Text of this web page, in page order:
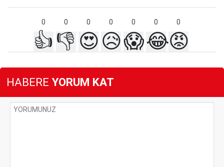
0 0 0 0 0 0 0
👍 👎 😍😥😱😂😡
HABERE YORUM KAT